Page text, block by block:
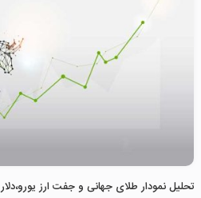
تحلیل نمودار طلای جهانی و جفت ارز یورو،دلار ۱۱٫۱٫۲۰۲۲